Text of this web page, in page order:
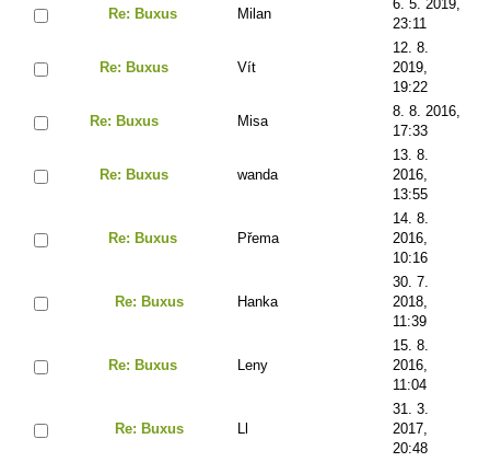
Re: Buxus Milan
6. 5. 2019,
23:11
Re: Buxus Vít
12. 8.
2019,
19:22
Re: Buxus Misa
8. 8. 2016,
17:33
Re: Buxus wanda
13. 8.
2016,
13:55
Re: Buxus Přema
14. 8.
2016,
10:16
Re: Buxus Hanka
30. 7.
2018,
11:39
Re: Buxus Leny
15. 8.
2016,
11:04
Re: Buxus
31. 3.
2017,
20:48